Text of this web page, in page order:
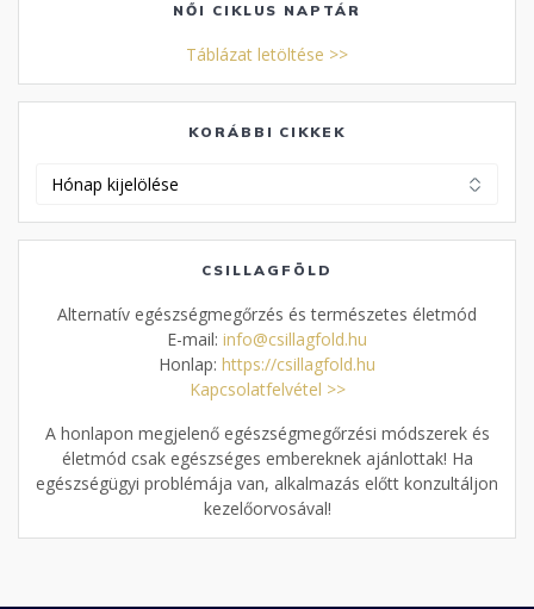
NŐI CIKLUS NAPTÁR
Táblázat letöltése >>
KORÁBBI CIKKEK
CSILLAGFÖLD
Alternatív egészségmegőrzés és természetes életmód
E-mail: info@csillagfold.hu
Honlap: https://csillagfold.hu
Kapcsolatfelvétel >>
A honlapon megjelenő egészségmegőrzési módszerek és
életmód csak egészséges embereknek ajánlottak! Ha
egészségügyi problémája van, alkalmazás előtt konzultáljon
kezelőorvosával!